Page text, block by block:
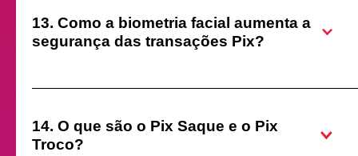
13. Como a biometria facial aumenta a
segurança das transações Pix?
14. O que são o Pix Saque e o Pix
Troco?